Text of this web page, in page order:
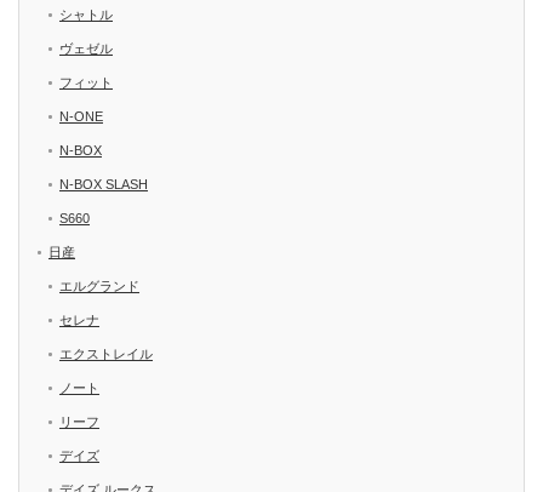
シャトル
ヴェゼル
フィット
N-ONE
N-BOX
N-BOX SLASH
S660
日産
エルグランド
セレナ
エクストレイル
ノート
リーフ
デイズ